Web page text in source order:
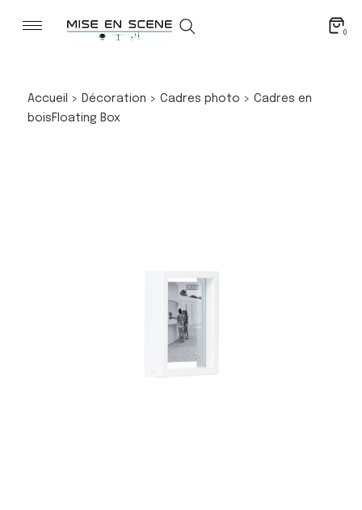
0
Accueil > Décoration > Cadres photo > Cadres en
bois Floating Box